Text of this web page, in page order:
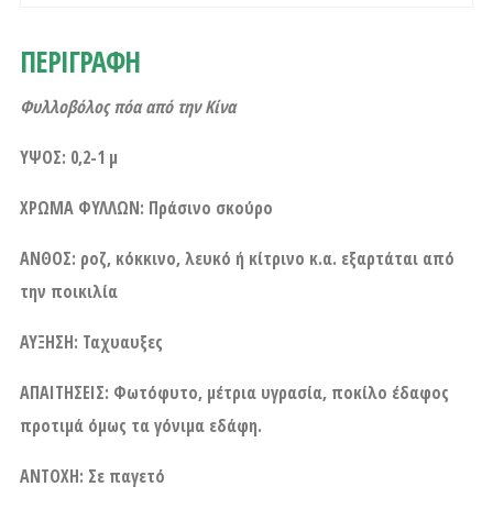
ΠΕΡΙΓΡΑΦΗ
Φυλλοβόλος πόα από την Κίνα
ΥΨΟΣ: 0,2-1 μ
ΧΡΩΜΑ ΦΥΛΛΩΝ: Πράσινο σκούρο
ΑΝΘΟΣ: ροζ, κόκκινο, λευκό ή κίτρινο κ.α. εξαρτάται από
την ποικιλία
ΑΥΞΗΣΗ: Ταχυαυξες
ΑΠΑΙΤΗΣΕΙΣ: Φωτόφυτο, μέτρια υγρασία, ποκίλο έδαφος
προτιμά όμως τα γόνιμα εδάφη.
ΑΝΤΟΧΗ: Σε παγετό